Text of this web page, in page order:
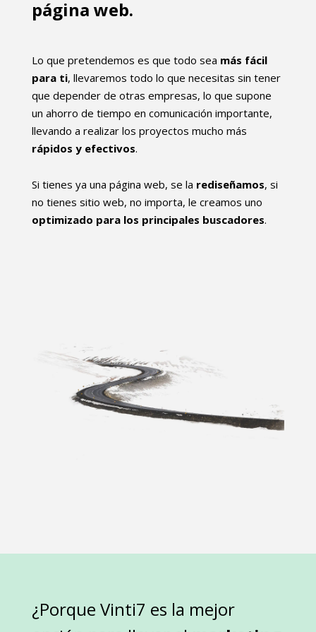
página web.
Lo que pretendemos es que todo sea más fácil
para ti, llevaremos todo lo que necesitas sin tener
que depender de otras empresas, lo que supone
un ahorro de tiempo en comunicación importante,
llevando a realizar los proyectos mucho más
rápidos y efectivos.
Si tienes ya una página web, se la rediseñamos, si
no tienes sitio web, no importa, le creamos uno
optimizado para los principales buscadores.
¿Porque Vinti7 es la mejor